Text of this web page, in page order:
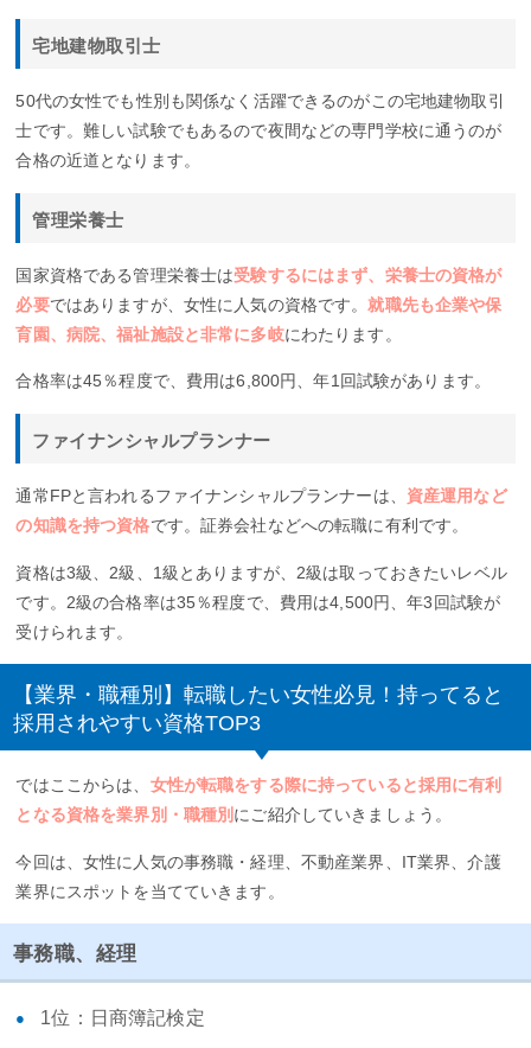
宅地建物取引士
50代の女性でも性別も関係なく活躍できるのがこの宅地建物取引
士です。難しい試験でもあるので夜間などの専門学校に通うのが
合格の近道となります。
管理栄養士
国家資格である管理栄養士は受験するにはまず、栄養士の資格が
必要ではありますが、女性に人気の資格です。就職先も企業や保
育園、病院、福祉施設と非常に多岐にわたります。
合格率は45％程度で、費用は6,800円、年1回試験があります。
ファイナンシャルプランナー
通常FPと言われるファイナンシャルプランナーは、 資産運用など
の知識を持つ資格です。証券会社などへの転職に有利です。
資格は3級、2級、1級とありますが、2級は取っておきたいレベル
です。2級の合格率は35％程度で、費用は4,500円、年3回試験が
受けられます。
【業界・職種別】転職したい女性必見！持ってると
採用されやすい資格TOP3
ではここからは、 女性が転職をする際に持っていると採用に有利
となる資格を業界別・職種別 にご紹介していきましょう。
今回は、女性に人気の事務職・経理、不動産業界、IT業界、介護
業界にスポットを当てていきます。
事務職、経理
1位：日商簿記検定